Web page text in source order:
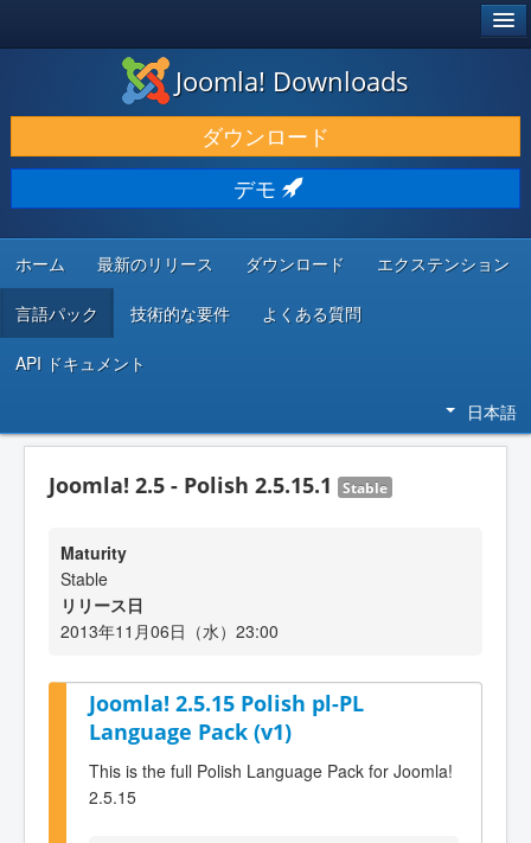
ダウンロードと機能拡張
発見と学び
コミュニティとサポート
開発者向けリソース
Joomla! Downloads
ダウンロード
デモ
ホーム 最新のリリース ダウンロード エクステンション
言語パック 技術的な要件 よくある質問
API ドキュメント
日本語
Joomla! 2.5 - Polish 2.5.15.1 Stable
Maturity
Stable
リリース日
2013年11月06日（水）23:00
Joomla! 2.5.15 Polish pl-PL
Language Pack (v1)
This is the full Polish Language Pack for Joomla!
2.5.15